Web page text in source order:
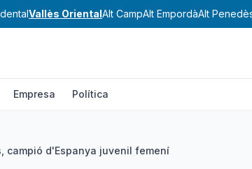
Vallès OrientalAlt CampAlt EmpordàAlt
Empresa Política
campió d'Espanya juvenil femení